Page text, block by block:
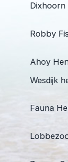
Robby
Ahoy
Wesdijk
Fauna